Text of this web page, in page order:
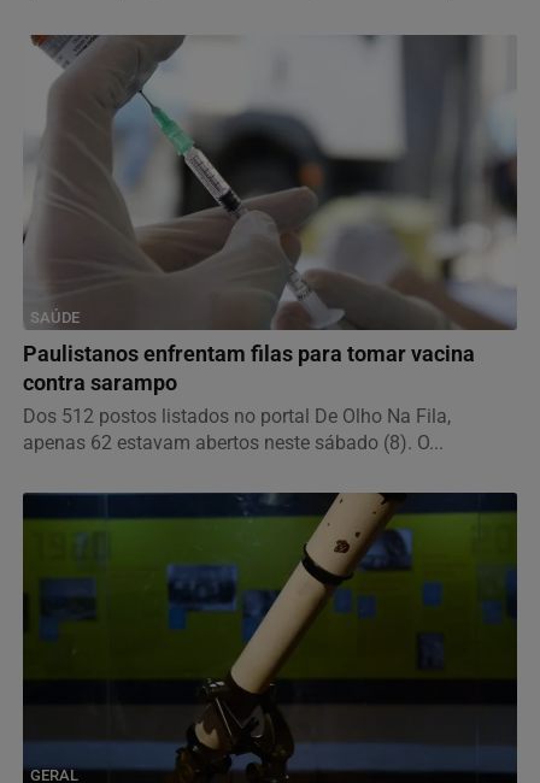
SAÚDE
Paulistanos enfrentam filas para tomar vacina
contra sarampo
Dos 512 postos listados no portal De Olho Na Fila,
apenas 62 estavam abertos neste sábado (8). O...
GERAL